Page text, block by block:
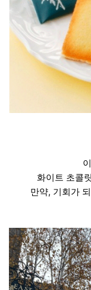
화이트 초콜
만약, 기회가